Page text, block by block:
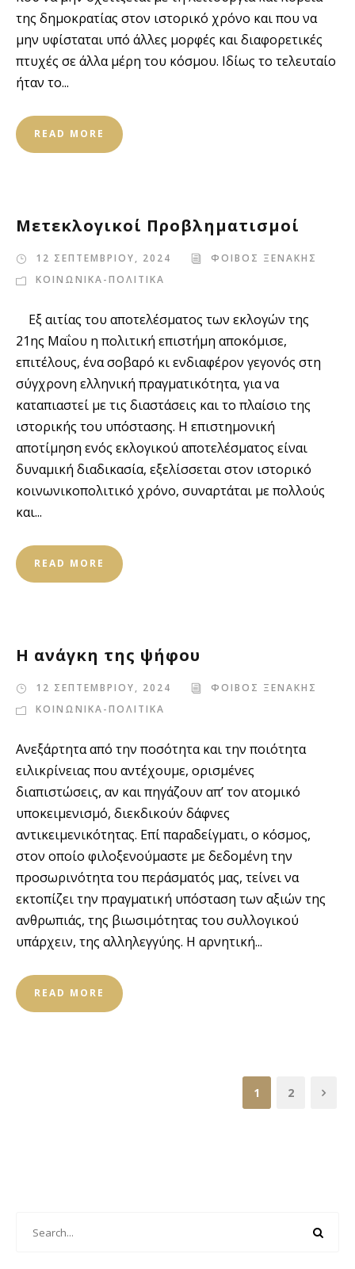
της δημοκρατίας στον ιστορικό χρόνο και που να
μην υφίσταται υπό άλλες μορφές και διαφορετικές
πτυχές σε άλλα μέρη του κόσμου. Ιδίως το τελευταίο
ήταν το...
READ MORE
Μετεκλογικοί Προβληματισμοί
12 ΣΕΠΤΕΜΒΡΙΟΥ, 2024
ΦΟΙΒΟΣ ΞΕΝΑΚΗΣ
ΚΟΙΝΩΝΙΚΑ-ΠΟΛΙΤΙΚΑ
Εξ αιτίας του αποτελέσματος των εκλογών της
21ης Μαΐου η πολιτική επιστήμη αποκόμισε,
επιτέλους, ένα σοβαρό κι ενδιαφέρον γεγονός στη
σύγχρονη ελληνική πραγματικότητα, για να
καταπιαστεί με τις διαστάσεις και το πλαίσιο της
ιστορικής του υπόστασης. Η επιστημονική
αποτίμηση ενός εκλογικού αποτελέσματος είναι
δυναμική διαδικασία, εξελίσσεται στον ιστορικό
κοινωνικοπολιτικό χρόνο, συναρτάται με πολλούς
και...
READ MORE
Η ανάγκη της ψήφου
12 ΣΕΠΤΕΜΒΡΙΟΥ, 2024
ΦΟΙΒΟΣ ΞΕΝΑΚΗΣ
ΚΟΙΝΩΝΙΚΑ-ΠΟΛΙΤΙΚΑ
Ανεξάρτητα από την ποσότητα και την ποιότητα
ειλικρίνειας που αντέχουμε, ορισμένες
διαπιστώσεις, αν και πηγάζουν απ’ τον ατομικό
υποκειμενισμό, διεκδικούν δάφνες
αντικειμενικότητας. Επί παραδείγματι, ο κόσμος,
στον οποίο φιλοξενούμαστε με δεδομένη την
προσωρινότητα του περάσματός μας, τείνει να
εκτοπίζει την πραγματική υπόσταση των αξιών της
ανθρωπιάς, της βιωσιμότητας του συλλογικού
υπάρχειν, της αλληλεγγύης. Η αρνητική...
READ MORE
1 2